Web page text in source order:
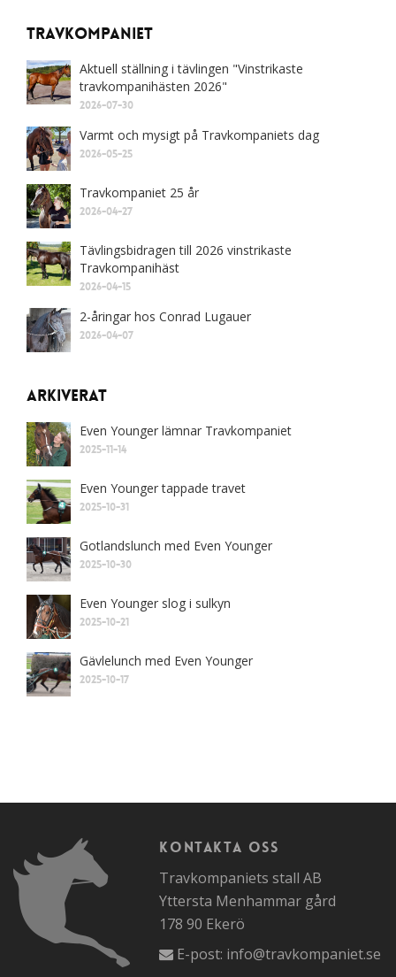
Travkompaniet
Aktuell ställning i tävlingen "Vinstrikaste
travkompanihästen 2026"
2026-07-30
Varmt och mysigt på Travkompaniets dag
2026-05-25
Travkompaniet 25 år
2026-04-27
Tävlingsbidragen till 2026 vinstrikaste
Travkompanihäst
2026-04-15
2-åringar hos Conrad Lugauer
2026-04-07
Arkiverat
Even Younger lämnar Travkompaniet
2025-11-14
Even Younger tappade travet
2025-10-31
Gotlandslunch med Even Younger
2025-10-30
Even Younger slog i sulkyn
2025-10-21
Gävlelunch med Even Younger
2025-10-17
Kontakta oss
Travkompaniets stall AB
Yttersta Menhammar gård
178 90 Ekerö
E-post: info@travkompaniet.se